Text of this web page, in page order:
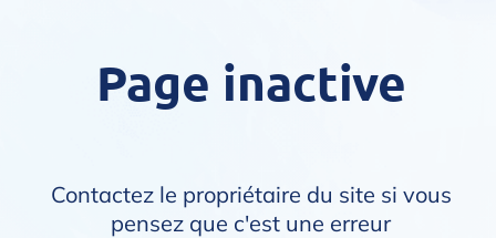
Page inactive
Contactez le propriétaire du site si vous
pensez que c'est une erreur